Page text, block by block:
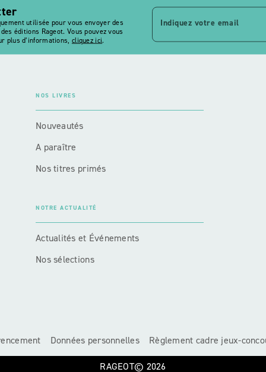
utilisée pour vous envoyer des
éditions Rageot. Vous pouvez vous
plus d’informations, cliquez ici.
Indiquez votre email
NOS LIVRES
Nouveautés
A paraître
Nos titres primés
NOTRE ACTUALITÉ
Actualités et Événements
Nos sélections
Données personnelles Règlement cadre jeux-
RAGEOT© 2026